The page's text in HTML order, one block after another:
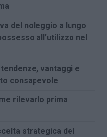
del noleggio a lungo
all’utilizzo nel
vantaggi e
consapevole
rilevarlo prima
strategica del